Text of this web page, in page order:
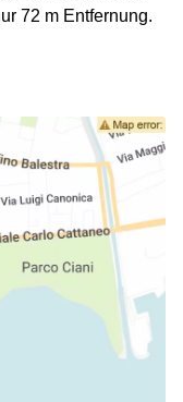
72 m Entfernung.